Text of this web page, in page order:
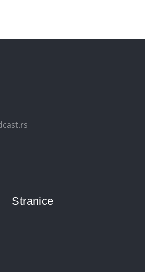
Stranice